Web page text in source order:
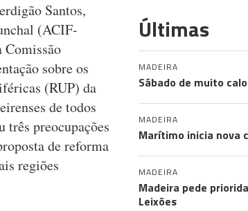
Santos,
(ACIF-
sobre os
(RUP) da
de todos
três preocupações
de reforma
regiões
Últimas
MADEIRA
Sábado de muito
MADEIRA
Marítimo inicia nova
MADEIRA
Madeira pede
Leixões